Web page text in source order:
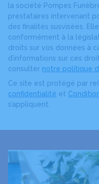
la société Pompes
prestataires intervenant
des finalités susvisées.
conformément à la
droits sur vos données à
d’informations sur ces
consulter notre politique
Ce site est protégé par
confidentialité et
s’appliquent.